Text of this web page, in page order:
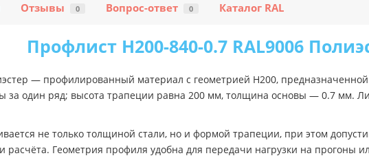
Отзывы 0 Вопрос-ответ 0 Каталог RAL
Профлист Н200-840-0.7 RAL9006
— профилированный материал с геометрией Н200,
один ряд; высота трапеции равна 200 мм, толщина основы — 0.7 мм.
не только толщиной стали, но и формой трапеции, при этом
расчёта. Геометрия профиля удобна для передачи нагрузки на прогоны